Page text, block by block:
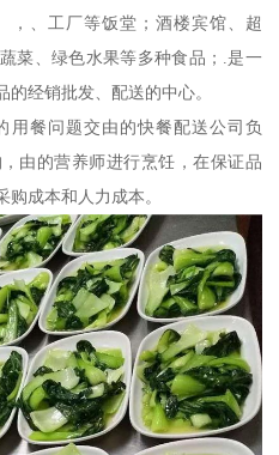
，、工厂等饭堂；酒楼宾馆、超
菜、绿色水果等多种食品；.是一
经销批发、配送的中心。
用餐问题交由的快餐配送公司负
由的营养师进行烹饪，在保证品
成本和人力成本。